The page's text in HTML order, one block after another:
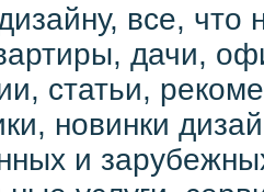
все, что
дачи,
статьи,
новинки
и